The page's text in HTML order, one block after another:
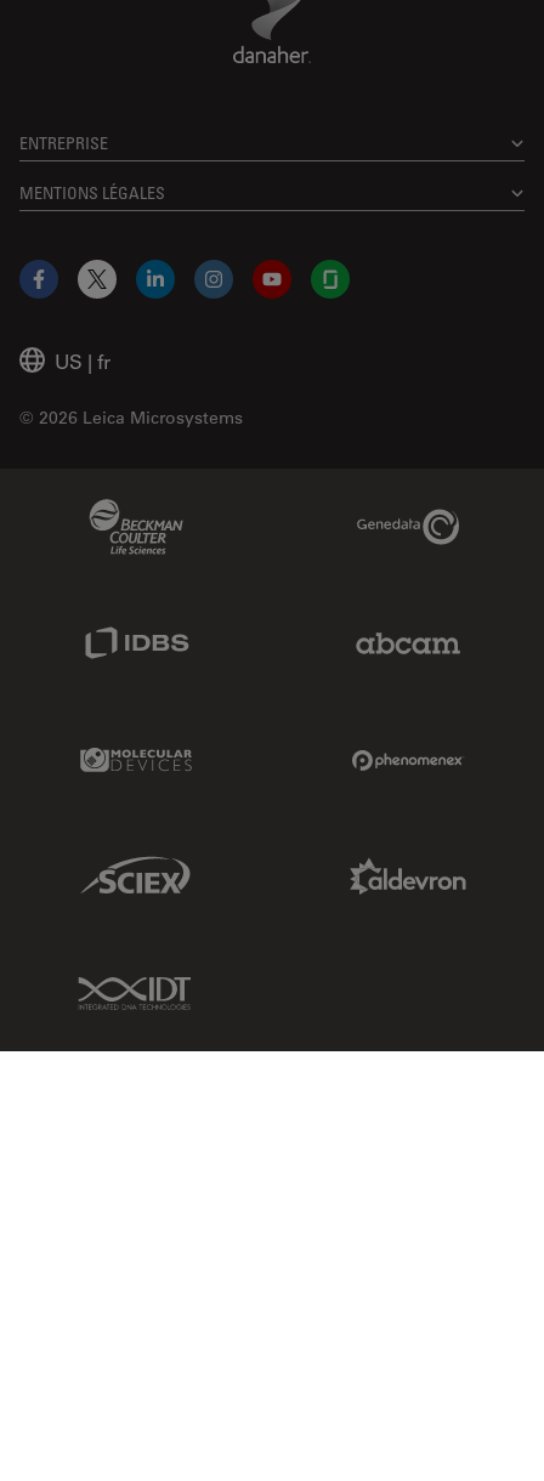
ENTREPRISE
MENTIONS LÉGALES
US | fr
© 2026 Leica Microsystems
Facebook
X LinkedInInstagramYouTubeGlassdoor
Genedata Link
Molecular Devices Link
Sciex Link
IDT Link